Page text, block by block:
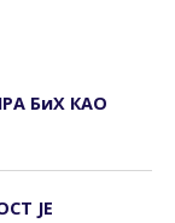
БиХ КАО
ЈЕ